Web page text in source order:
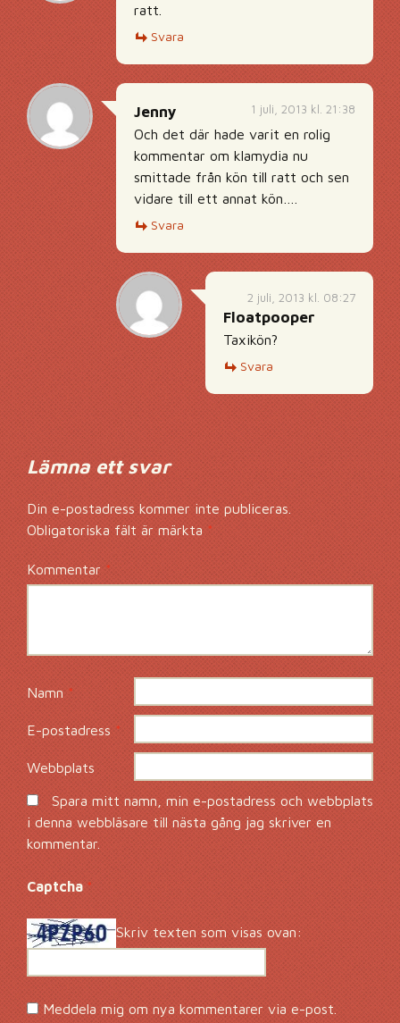
ratt.
Svara
1 juli, 2013 kl. 21:38
Jenny
Och det där hade varit en rolig
kommentar om klamydia nu
smittade från kön till ratt och sen
vidare till ett annat kön….
Svara
2 juli, 2013 kl. 08:27
Floatpooper
Taxikön?
Svara
Lämna ett svar
Din e-postadress kommer inte publiceras.
Obligatoriska fält är märkta *
Kommentar*
Namn *
E-postadress*
Webbplats
Spara mitt namn, min e-postadress och webbplats
i denna webbläsare till nästa gång jag skriver en
kommentar.
Captcha*
Skriv texten som visas ovan:
Meddela mig om nya kommentarer via e-post.